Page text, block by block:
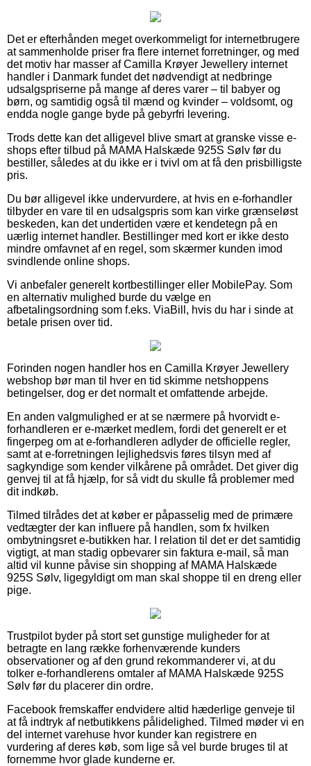
Det er efterhånden meget overkommeligt for internetbrugere
at sammenholde priser fra flere internet forretninger, og med
det motiv har masser af Camilla Krøyer Jewellery internet
handler i Danmark fundet det nødvendigt at nedbringe
udsalgspriserne på mange af deres varer – til babyer og
børn, og samtidig også til mænd og kvinder – voldsomt, og
endda nogle gange byde på gebyrfri levering.
Trods dette kan det alligevel blive smart at granske visse e-
shops efter tilbud på MAMA Halskæde 925S Sølv før du
bestiller, således at du ikke er i tvivl om at få den prisbilligste
pris.
Du bør alligevel ikke undervurdere, at hvis en e-forhandler
tilbyder en vare til en udsalgspris som kan virke grænseløst
beskeden, kan det undertiden være et kendetegn på en
uærlig internet handler. Bestillinger med kort er ikke desto
mindre omfavnet af en regel, som skærmer kunden imod
svindlende online shops.
Vi anbefaler generelt kortbestillinger eller MobilePay. Som
en alternativ mulighed burde du vælge en
afbetalingsordning som f.eks. ViaBill, hvis du har i sinde at
betale prisen over tid.
Forinden nogen handler hos en Camilla Krøyer Jewellery
webshop bør man til hver en tid skimme netshoppens
betingelser, dog er det normalt et omfattende arbejde.
En anden valgmulighed er at se nærmere på hvorvidt e-
forhandleren er e-mærket medlem, fordi det generelt er et
fingerpeg om at e-forhandleren adlyder de officielle regler,
samt at e-forretningen lejlighedsvis føres tilsyn med af
sagkyndige som kender vilkårene på området. Det giver dig
genvej til at få hjælp, for så vidt du skulle få problemer med
dit indkøb.
Tilmed tilrådes det at køber er påpasselig med de primære
vedtægter der kan influere på handlen, som fx hvilken
ombytningsret e-butikken har. I relation til det er det samtidig
vigtigt, at man stadig opbevarer sin faktura e-mail, så man
altid vil kunne påvise sin shopping af MAMA Halskæde
925S Sølv, ligegyldigt om man skal shoppe til en dreng eller
pige.
Trustpilot byder på stort set gunstige muligheder for at
betragte en lang række forhenværende kunders
observationer og af den grund rekommanderer vi, at du
tolker e-forhandlerens omtaler af MAMA Halskæde 925S
Sølv før du placerer din ordre.
Facebook fremskaffer endvidere altid hæderlige genveje til
at få indtryk af netbutikkens pålidelighed. Tilmed møder vi en
del internet varehuse hvor kunder kan registrere en
vurdering af deres køb, som lige så vel burde bruges til at
fornemme hvor glade kunderne er.